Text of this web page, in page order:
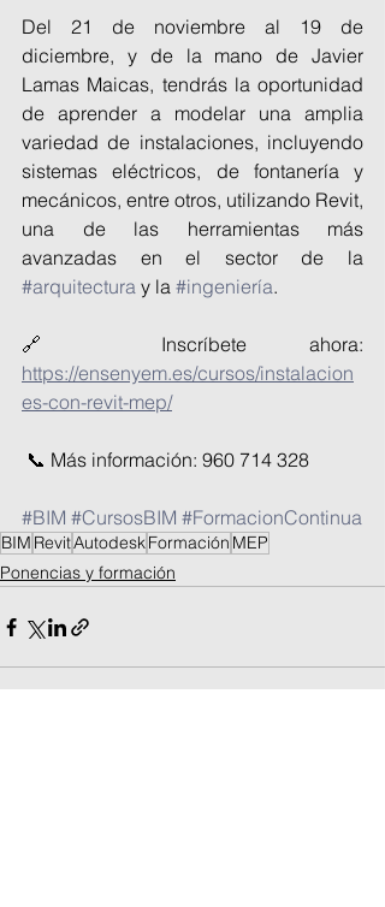
Del 21 de noviembre al 19 de
diciembre, y de la mano de Javier
Lamas Maicas, tendrás la oportunidad
de aprender a modelar una amplia
variedad de instalaciones, incluyendo
sistemas eléctricos, de fontanería y
mecánicos, entre otros, utilizando Revit,
una de las herramientas más
#arquitectura y la #ingeniería.
https://ensenyem.es/cursos/instalacion
es-con-revit-mep/
📞 Más información: 960 714 328
#BIM #CursosBIM #FormacionContinua
BIM RevitAutodeskFormación MEP
Ponencias y formación